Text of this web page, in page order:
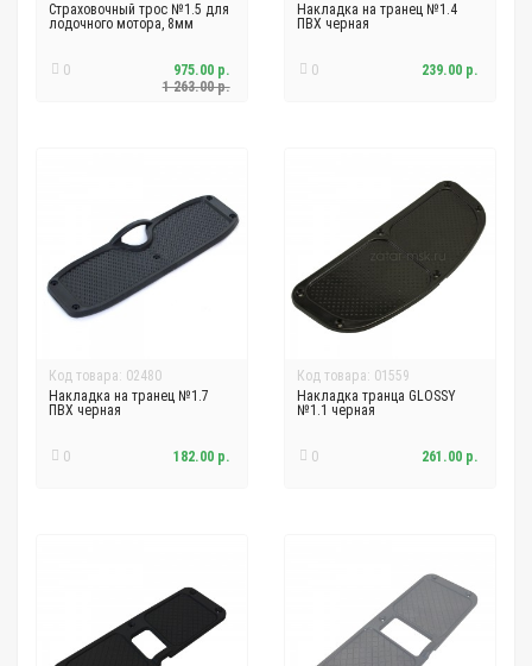
Страховочный трос №1.5 для
лодочного мотора, 8мм
0
1 263.00 р.
975.00 р.
Накладка на транец №1.4
ПВХ черная
0 239.00 р.
Код товара: 02480
Накладка на транец №1.7
ПВХ черная
0 182.00 р.
Код товара: 01559
Накладка транца GLOSSY
№1.1 черная
0 261.00 р.